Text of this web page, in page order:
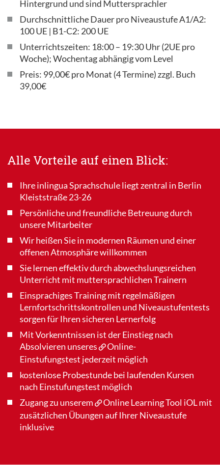
Hintergrund und sind Muttersprachler
Durchschnittliche Dauer pro Niveaustufe A1/A2:
100 UE | B1-C2: 200 UE
Unterrichtszeiten: 18:00 – 19:30 Uhr (2UE pro
Woche); Wochentag abhängig vom Level
Preis: 99,00€ pro Monat (4 Termine) zzgl. Buch
39,00€
Alle Vorteile auf einen Blick:
Ihre inlingua Sprachschule liegt zentral in Berlin
Kleiststraße 23-26
Persönliche und freundliche Betreuung durch
unsere Mitarbeiter
Wir heißen Sie in modernen Räumen und einer
offenen Atmosphäre willkommen
Sie lernen effektiv durch abwechslungsreichen
Unterricht mit muttersprachlichen Trainern
Einsprachiges Training mit regelmäßigen
Lernfortschrittskontrollen und Niveaustufentests
sorgen für Ihren sicheren Lernerfolg
Mit Vorkenntnissen ist der Einstieg nach
Absolvieren unseres
Online-
Einstufungstest jederzeit möglich
kostenlose Probestunde bei laufenden Kursen
nach Einstufungstest möglich
Zugang zu unserem
Online Learning Tool iOLmit
zusätzlichen Übungen auf Ihrer Niveaustufe
inklusive